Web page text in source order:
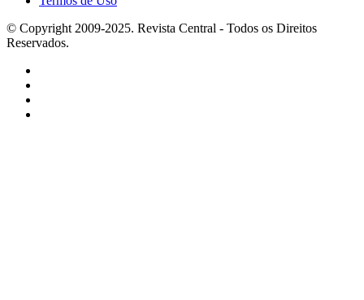
© Copyright 2009-2025. Revista Central - Todos os Direitos
Reservados.